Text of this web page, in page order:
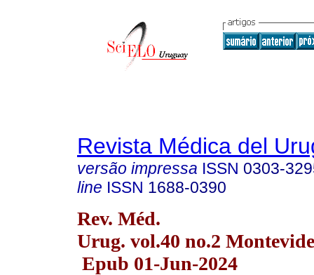
Revista Médica del
versão impressa ISSN 0303-
line ISSN 1688-0390
Rev. Méd.
Urug. vol.40 no.2
Epub 01-Jun-2024